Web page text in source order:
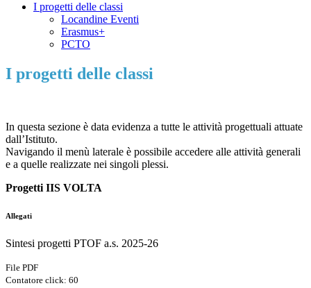
I progetti delle classi
Locandine Eventi
Erasmus+
PCTO
I progetti delle classi
In questa sezione è data evidenza a tutte le attività progettuali attuate
dall’Istituto.
Navigando il menù laterale è possibile accedere alle attività generali
e a quelle realizzate nei singoli plessi.
Progetti IIS VOLTA
Allegati
Sintesi progetti PTOF a.s. 2025-26
File PDF
Contatore click: 60